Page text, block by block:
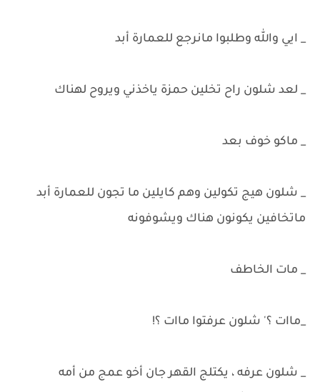
_ ايي والله وطلبوا مانرجع للعمارة أبد
_ لعد شلون راح تخلين حمزة ياخذني ويروح لهناك
_ ماكو خوف بعد
_ شلون هيج تكولين وهم كايلين ما تجون للعمارة أبد
ماتخافين يكونون هناك ويشوفونه
_ مات الخاطف
_ماات ؟' شلون عرفتوا ماات ؟!
_ شلون عرفه ، يكتلج القهر جان أخو عمج من أمه